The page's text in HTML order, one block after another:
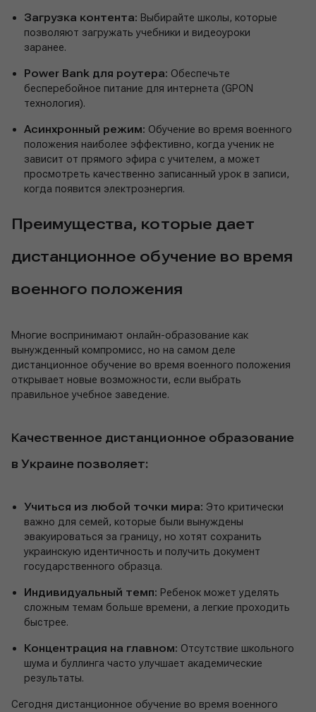
Загрузка контента: Выбирайте школы, которые
позволяют загружать учебники и видеоуроки
заранее.
Power Bank для роутера: Обеспечьте
бесперебойное питание для интернета (GPON
технология).
Асинхронный режим: Обучение во время военного
положения наиболее эффективно, когда ученик не
зависит от прямого эфира с учителем, а может
просмотреть качественно записанный урок в записи,
когда появится электроэнергия.
Преимущества, которые дает
дистанционное обучение во время
военного положения
Многие воспринимают онлайн-образование как
вынужденный компромисс, но на самом деле
дистанционное обучение во время военного положения
открывает новые возможности, если выбрать
правильное учебное заведение.
Качественное дистанционное образование
в Украине позволяет:
Учиться из любой точки мира: Это критически
важно для семей, которые были вынуждены
эвакуироваться за границу, но хотят сохранить
украинскую идентичность и получить документ
государственного образца.
Индивидуальный темп: Ребенок может уделять
сложным темам больше времени, а легкие проходить
быстрее.
Концентрация на главном: Отсутствие школьного
шума и буллинга часто улучшает академические
результаты.
Сегодня дистанционное обучение во время военного